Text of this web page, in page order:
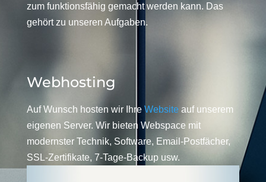
zum funktionsfähig gemacht werden kann. Das
gehört zu unseren Aufgaben.
Webhosting
Auf Wunsch hosten wir Ihre Website auf unserem
eigenen Server. Wir bieten Webspace mit
modernster Technik, Software, Email-Postfächer,
SSL-Zertifikate, 7-Tage-Backup usw.